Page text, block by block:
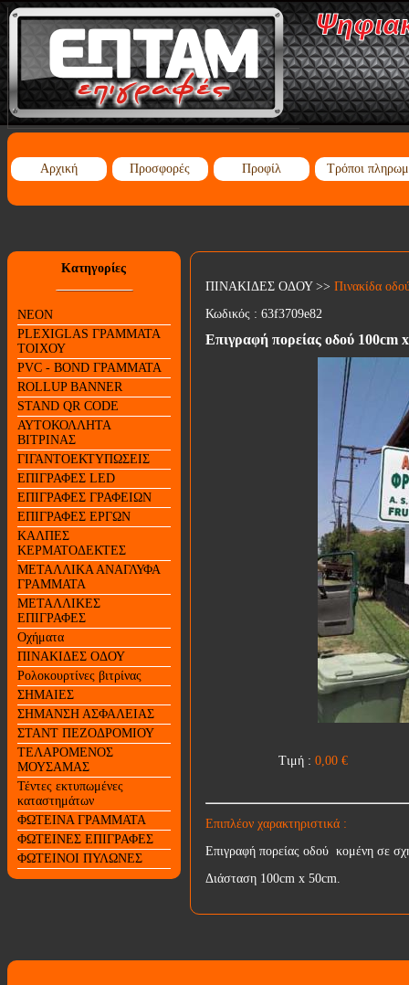
Αρχική Προσφορές Προφίλ Τρόποι
Κατηγορίες
NEON
PLEXIGLAS ΓΡΑΜΜΑΤΑ
ΤΟΙΧΟΥ
PVC - BOND ΓΡΑΜΜΑΤΑ
ROLLUP BANNER
STAND QR CODE
ΑΥΤΟΚΟΛΛΗΤΑ
ΒΙΤΡΙΝΑΣ
ΓΙΓΑΝΤΟΕΚΤΥΠΩΣΕΙΣ
ΕΠΙΓΡΑΦΕΣ LED
ΕΠΙΓΡΑΦΕΣ ΓΡΑΦΕΙΩΝ
ΕΠΙΓΡΑΦΕΣ ΕΡΓΩΝ
ΚΑΛΠΕΣ
ΚΕΡΜΑΤΟΔΕΚΤΕΣ
ΜΕΤΑΛΛΙΚΑ ΑΝΑΓΛΥΦΑ
ΓΡΑΜΜΑΤΑ
ΜΕΤΑΛΛΙΚΕΣ
ΕΠΙΓΡΑΦΕΣ
Οχήματα
ΠΙΝΑΚΙΔΕΣ ΟΔΟΥ
Ρολοκουρτίνες βιτρίνας
ΣΗΜΑΙΕΣ
ΣΗΜΑΝΣΗ ΑΣΦΑΛΕΙΑΣ
ΣΤΑΝΤ ΠΕΖΟΔΡΟΜΙΟΥ
ΤΕΛΑΡΟΜΕΝΟΣ
ΜΟΥΣΑΜΑΣ
Τέντες εκτυπωμένες
καταστημάτων
ΦΩΤΕΙΝΑ ΓΡΑΜΜΑΤΑ
ΦΩΤΕΙΝΕΣ ΕΠΙΓΡΑΦΕΣ
ΦΩΤΕΙΝΟΙ ΠΥΛΩΝΕΣ
ΠΙΝΑΚΙΔΕΣ ΟΔΟΥ>> Πινακίδα
Κωδικός : 63f3709e82
Επιγραφή πορείας οδού 100cm
Τιμή : 0,00 €
Επιπλέον χαρακτηριστικά :
Επιγραφή πορείας οδού κομένη σε
Διάσταση 100cm x 50cm.